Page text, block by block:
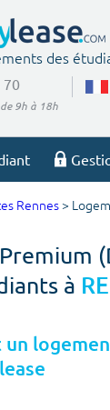
des
70
9h à 18h
recherche
€
Budget
Rennes >
à